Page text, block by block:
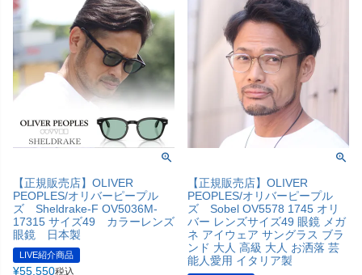
【正規販売店】OLIVER
PEOPLES/オリバーピープル
ズ Sheldrake-F OV5036M-
17315 サイズ49 カラーレンズ
眼鏡 日本製
LIVE紹介商品
¥55,550税込
【正規販売店】OLIVER
PEOPLES/オリバーピープル
ズ Sobel OV5578 1745 オリ
バー レンズサイズ49 眼鏡 メガ
ネ アイウェア サングラス ブラ
ンド 大人 高級 大人 お洒落 芸
能人愛用 イタリア製